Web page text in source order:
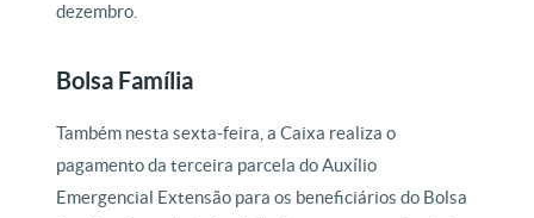
dezembro.
Bolsa Família
Também nesta sexta-feira, a Caixa realiza o
pagamento da terceira parcela do Auxílio
Emergencial Extensão para os beneficiários do Bolsa